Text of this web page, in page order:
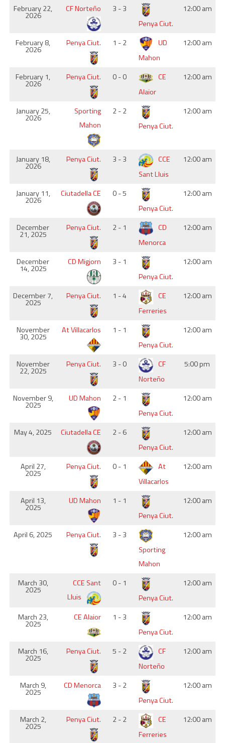
February 22,
2026
CF Norteño
3 - 3
Penya Ciut.
12:00 am
February 8,
2026
Penya Ciut. 1 - 2
UD
Mahon
12:00 am
February 1,
2026
Penya Ciut. 0 - 0
CE
Alaior
12:00 am
January 25,
2026
Sporting
Mahon
2 - 2
Penya Ciut.
12:00 am
January 18,
2026
Penya Ciut. 3 - 3
CCE
Sant Lluis
12:00 am
January 11,
2026
Ciutadella CE
0 - 5
Penya Ciut.
12:00 am
December
21, 2025
Penya Ciut. 2 - 1
CD
Menorca
12:00 am
December
14, 2025
CD Migjorn
3 - 1
Penya Ciut.
12:00 am
December 7,
2025
Penya Ciut. 1 - 4
CE
Ferreries
12:00 am
November
30, 2025
At Villacarlos
1 - 1
Penya Ciut.
12:00 am
November
22, 2025
Penya Ciut. 3 - 0
CF
Norteño
5:00 pm
November 9,
2025
UD Mahon
2 - 1
Penya Ciut.
12:00 am
May 4, 2025 Ciutadella CE
2 - 6
Penya Ciut.
12:00 am
April 27,
2025
Penya Ciut. 0 - 1
At
Villacarlos
12:00 am
April 13,
2025
UD Mahon
1 - 1
Penya Ciut.
12:00 am
April 6, 2025 Penya Ciut.
3 - 3
Sporting
Mahon
12:00 am
March 30,
2025
CCE Sant
Lluis
0 - 1
Penya Ciut.
12:00 am
March 23,
2025
CE Alaior
1 - 3
Penya Ciut.
12:00 am
March 16,
2025
Penya Ciut. 5 - 2
CF
Norteño
12:00 am
March 9,
2025
CD Menorca
3 - 2
Penya Ciut.
12:00 am
March 2,
2025
Penya Ciut. 2 - 2
CE
Ferreries
12:00 am